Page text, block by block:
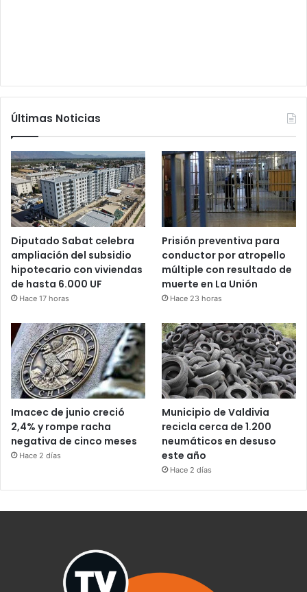
Últimas Noticias
Diputado Sabat celebra
ampliación del subsidio
hipotecario con viviendas
de hasta 6.000 UF
Hace 17 horas
Prisión preventiva para
conductor por atropello
múltiple con resultado de
muerte en La Unión
Hace 23 horas
Imacec de junio creció
2,4% y rompe racha
negativa de cinco meses
Hace 2 días
Municipio de Valdivia
recicla cerca de 1.200
neumáticos en desuso
este año
Hace 2 días